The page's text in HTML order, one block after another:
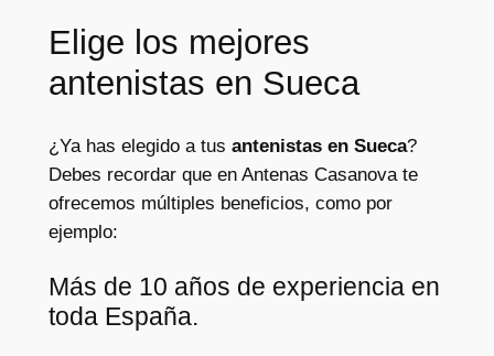
Elige los mejores
antenistas en Sueca
¿Ya has elegido a tus antenistas en Sueca?
Debes recordar que en Antenas Casanova te
ofrecemos múltiples beneficios, como por
ejemplo:
Más de 10 años de experiencia en
toda España.